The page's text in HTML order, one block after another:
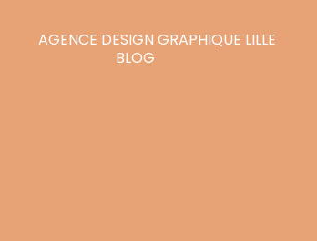
AGENCE DESIGN GRAPHIQUE LILLE
BLOG